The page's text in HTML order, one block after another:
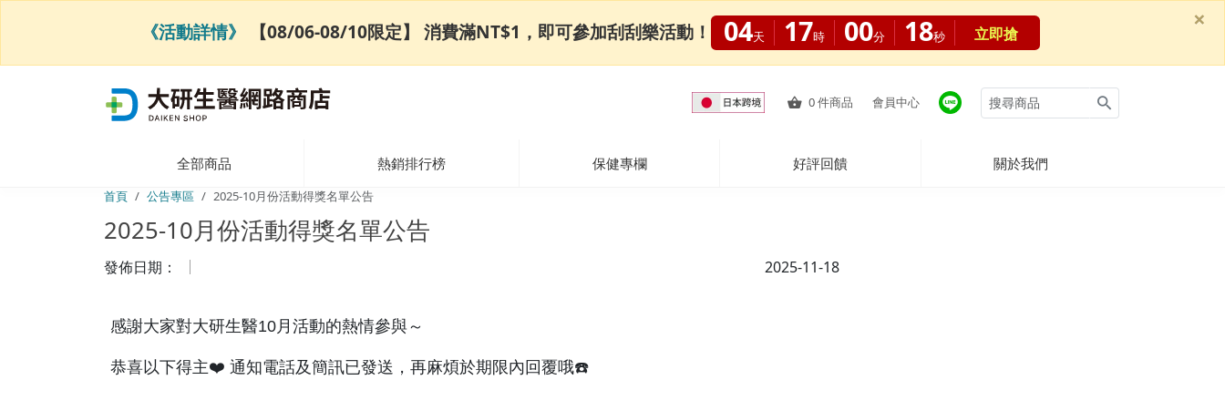
0件商品 會員中心
全部商品 熱銷排行榜 保健專欄 好評回饋 關於我們
首頁 公告專區 2025-10月份活動得獎名單公告
2025-10月份活動得獎名單公告
發佈日期： 2025-11-18
感謝大家對大研生醫10月活動的熱情參與～
恭喜以下得主❤️ 通知電話及簡訊已發送，再麻煩於期限內回覆哦☎️
《活動詳情》 【08/06-08/10限定】 消費滿NT$1，即可參加刮刮樂活動！ 04天 17時 00分 17秒 立即搶
×